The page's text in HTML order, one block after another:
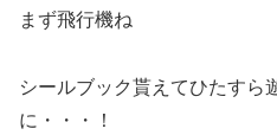
まず飛行機ね
シールブック貰えてひたすら
に・・・！